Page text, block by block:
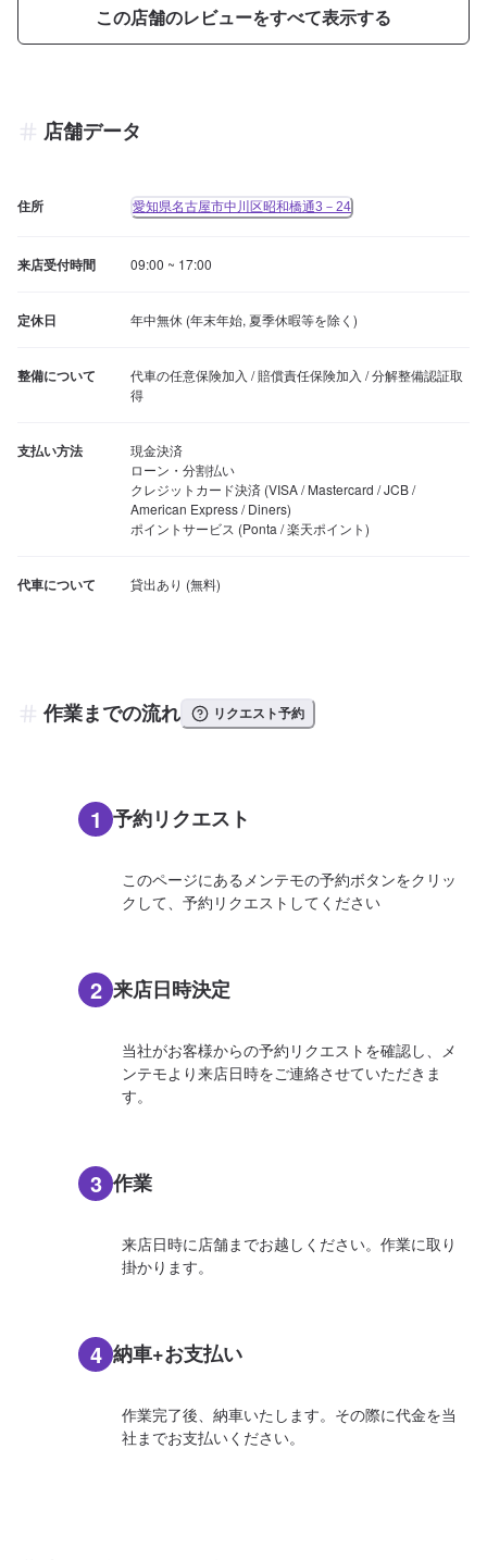
この店舗のレビューをすべて表示する
店舗データ
住所 愛知県名古屋市中川区昭和橋通3－24
来店受付時間 09:00 ~ 17:00
定休日 年中無休 (年末年始, 夏季休暇等を除く)
整備について
代車の任意保険加入 / 賠償責任保険加入 / 分解整備認証取
得
支払い方法
現金決済
ローン・分割払い
クレジットカード決済 (VISA / Mastercard / JCB /
American Express / Diners)
ポイントサービス (Ponta / 楽天ポイント)
代車について
作業までの流れ リクエスト予約
1 予約リクエスト
このページにあるメンテモの予約ボタンをクリッ
クして、予約リクエストしてください
2 来店日時決定
当社がお客様からの予約リクエストを確認し、メ
ンテモより来店日時をご連絡させていただきま
す。
3 作業
来店日時に店舗までお越しください。作業に取り
掛かります。
4 納車+お支払い
作業完了後、納車いたします。その際に代金を当
社までお支払いください。